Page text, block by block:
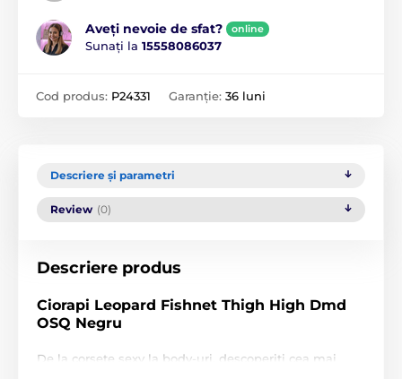
Aveți nevoie de sfat? online
Sunați la 15558086037
Cod produs: P24331 Garanție: 36 luni
Descriere și parametri
Review (0)
Descriere produs
Ciorapi Leopard Fishnet Thigh High Dmd
OSQ Negru
De la corsete sexy la body-uri, descoperiți cea mai